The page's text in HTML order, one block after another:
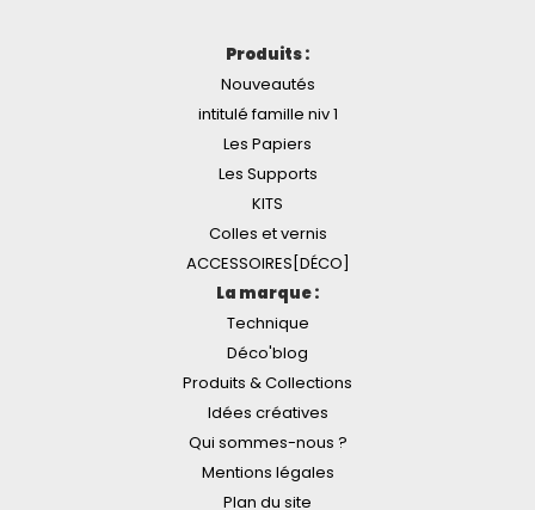
Produits :
Nouveautés
intitulé famille niv 1
Les Papiers
Les Supports
KITS
Colles et vernis
ACCESSOIRES[DÉCO]
La marque :
Technique
Déco'blog
Produits & Collections
Idées créatives
Qui sommes-nous ?
Mentions légales
Plan du site